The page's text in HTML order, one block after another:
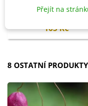
Biochar Mini start - aktivní
k rostlinám - Devrakon -
105 Kč
8 OSTATNÍ
Přejít na